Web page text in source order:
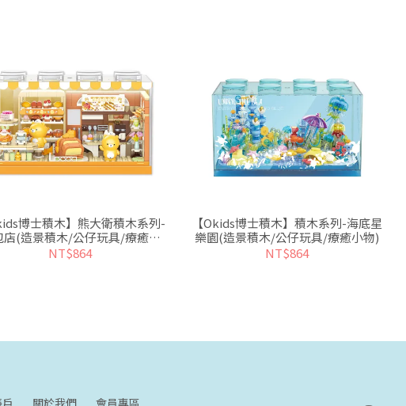
博士積木】熊大衛積木系列-
店(造景積木/公仔玩具/療癒小
物)
NT$864
【Okids博士積木】積木系列-海底星
樂園(造景積木/公仔玩具/療癒小物)
NT$864